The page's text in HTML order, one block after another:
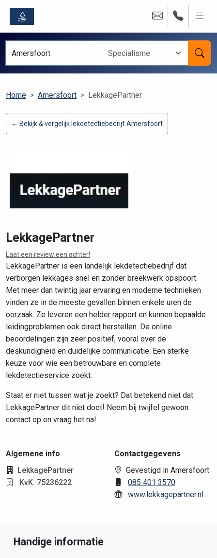
Home Amersfoort LekkagePartner
← Bekijk & vergelijk lekdetectiebedrijf Amersfoort
LekkagePartner
Laat een review een achter!
LekkagePartner is een landelijk lekdetectiebedrijf dat
verborgen lekkages snel en zonder breekwerk opspoort.
Met meer dan twintig jaar ervaring en moderne technieken
vinden ze in de meeste gevallen binnen enkele uren de
oorzaak. Ze leveren een helder rapport en kunnen bepaalde
leidingproblemen ook direct herstellen. De online
beoordelingen zijn zeer positief, vooral over de
deskundigheid en duidelijke communicatie. Een sterke
keuze voor wie een betrouwbare en complete
lekdetectieservice zoekt.
Staat er niet tussen wat je zoekt? Dat betekend niet dat
LekkagePartner dit niet doet! Neem bij twijfel gewoon
contact op en vraag het na!
Algemene info
LekkagePartner
KvK: 75236222
Contactgegevens
Gevestigd in Amersfoort
085 401 3570
www.lekkagepartner.nl
Handige informatie